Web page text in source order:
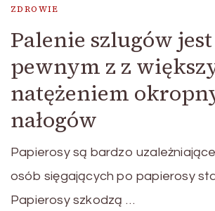
ZDROWIE
Palenie szlugów jest
pewnym z z
natężeniem
nałogów
Papierosy są bardzo
osób sięgających po papierosy
Papierosy szkodzą …